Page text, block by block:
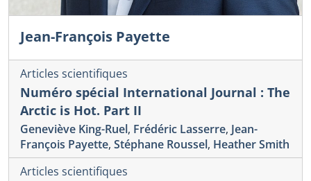
Jean-François Payette
Articles scientifiques
Numéro spécial International Journal : The
Arctic is Hot. Part II
Geneviève King-Ruel, Frédéric Lasserre, Jean-
François Payette, Stéphane Roussel, Heather Smith
Articles scientifiques